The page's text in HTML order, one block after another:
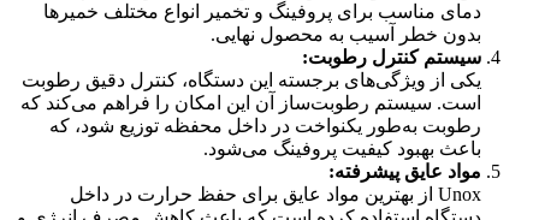
دمای مناسب برای پروفینگ و تخمیر انواع مختلف خمیرها
بدون خطر آسیب به محصول نهایی.
سیستم کنترل رطوبت:
یکی از ویژگی‌های برجسته این دستگاه، کنترل دقیق رطوبت
است. سیستم رطوبت‌ساز آن این امکان را فراهم می‌کند که
رطوبت به‌طور یکنواخت در داخل محفظه توزیع شود، که
باعث بهبود کیفیت پروفینگ می‌شود.
مواد عایق پیشرفته:
Unox از بهترین مواد عایق برای حفظ حرارت در داخل